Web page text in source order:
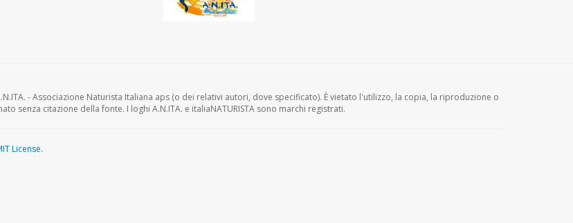
- Associazione Naturista Italiana aps (o dei relativi autori, dove specificato). È vietato l'utilizzo, la copia, la riproduzione o
senza citazione della fonte. I loghi A.N.ITA. e italiaNATURISTA sono marchi registrati.
License.